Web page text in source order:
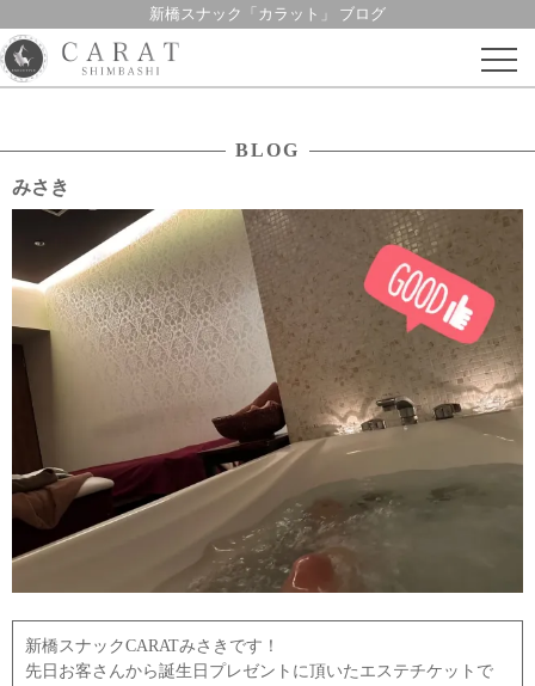
新橋スナック「カラット」 ブログ
Skip
BLOG
みさき
新橋スナックCARATみさきです！
先日お客さんから誕生日プレゼントに頂いたエステチケットで